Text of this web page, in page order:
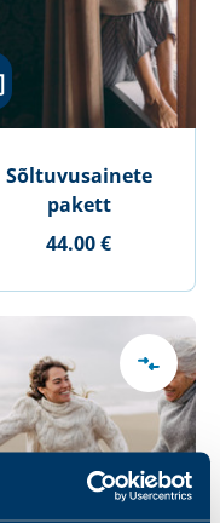
Sõltuvusainete
pakett
44.00 €